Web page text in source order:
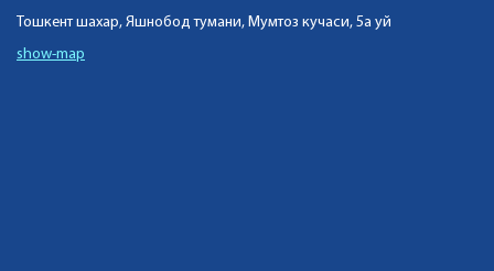
Тошкент шахар, Яшнобод тумани, Мумтоз кучаси, 5а уй
show-map